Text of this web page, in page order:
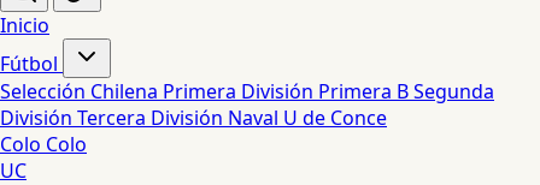
Inicio
Fútbol
Selección Chilena Primera División Primera BSegunda
División Tercera División Naval U de Conce
Colo Colo
UC